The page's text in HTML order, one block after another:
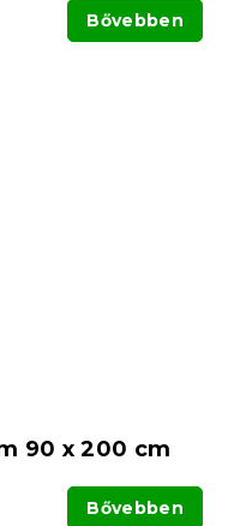
Bővebben
90 x 200 cm
Bővebben